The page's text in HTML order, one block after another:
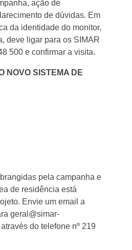
ação de
de dúvidas. Em
da identidade do monitor,
deve ligar para os SIMAR
500 e confirmar a visita.
NOVO SISTEMA DE
pela campanha e
de residência está
Envie um email a
geral@simar-
do telefone nº 219